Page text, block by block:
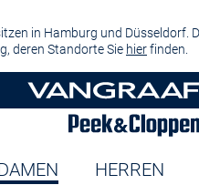
in Hamburg und Düsseldorf.
deren Standorte Sie hierfinden.
HERREN